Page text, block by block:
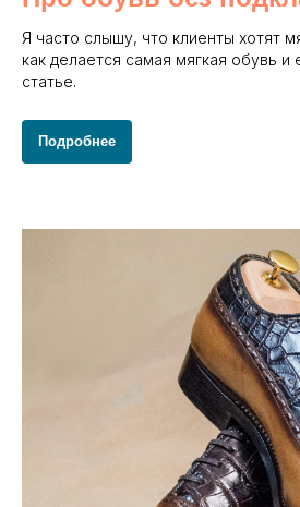
Я часто слышу, что клиенты хотят
как делается самая мягкая обувь и
статье.
Подробнее